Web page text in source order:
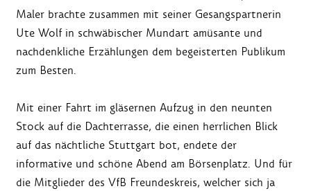
Maler brachte zusammen mit seiner Gesangspartnerin
Ute Wolf in schwäbischer Mundart amüsante und
nachdenkliche Erzählungen dem begeisterten Publikum
zum Besten.
Mit einer Fahrt im gläsernen Aufzug in den neunten
Stock auf die Dachterrasse, die einen herrlichen Blick
auf das nächtliche Stuttgart bot, endete der
informative und schöne Abend am Börsenplatz. Und für
die Mitglieder des VfB Freundeskreis, welcher sich ja